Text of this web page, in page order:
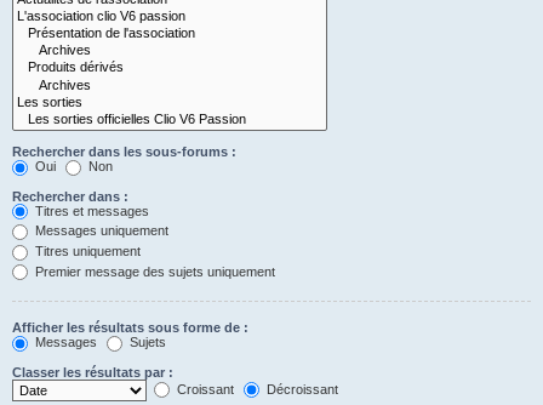
Rechercher dans les sous-forums :
Oui
Non
Rechercher dans :
Titres et messages
Messages uniquement
Titres uniquement
Premier message des sujets uniquement
Afficher les résultats sous forme de :
Messages
Sujets
Classer les résultats par :
Croissant
Décroissant